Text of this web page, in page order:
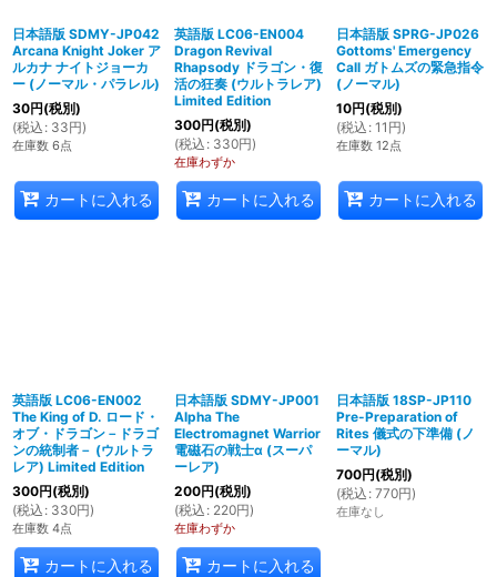
日本語版 SDMY-JP042
Arcana Knight Joker ア
ルカナ ナイトジョーカ
ー (ノーマル・パラレル)
30円(税別)
(税込 : 33円)
在庫数 6点
カートに入れる
英語版 LC06-EN004
Dragon Revival
Rhapsody ドラゴン・復
活の狂奏 (ウルトラレア)
Limited Edition
300円(税別)
(税込 : 330円)
在庫わずか
カートに入れる
日本語版 SPRG-JP026
Gottoms' Emergency
Call ガトムズの緊急指令
(ノーマル)
10円(税別)
(税込 : 11 円)
在庫数 12点
カートに入れる
英語版 LC06-EN002
The King of D. ロード・
オブ・ドラゴン－ドラゴ
ンの統制者－ (ウルトラ
レア) Limited Edition
300円(税別)
(税込 : 330円)
在庫数 4点
カートに入れる
日本語版 SDMY-JP001
Alpha The
Electromagnet Warrior
電磁石の戦士α (スーパ
ーレア)
200円(税別)
(税込 : 220円)
在庫わずか
カートに入れる
日本語版 18SP-JP110
Pre-Preparation of
Rites 儀式の下準備 (ノ
ーマル)
700円(税別)
(税込 : 770円)
在庫なし